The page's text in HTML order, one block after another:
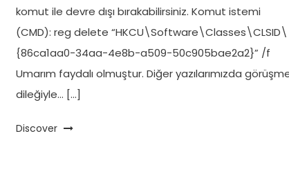
komut ile devre dışı bırakabilirsiniz. Komut istemi
(CMD): reg delete “HKCU\Software\Classes\CLSID\
{86ca1aa0-34aa-4e8b-a509-50c905bae2a2}” /f
Umarım faydalı olmuştur. Diğer yazılarımızda
dileğiyle… […]
Discover